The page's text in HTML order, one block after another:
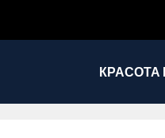
КРАСОТА